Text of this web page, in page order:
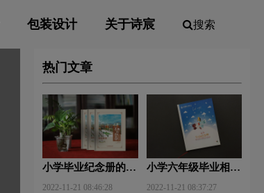
包装设计 关于诗宸 搜索
热门文章
小学毕业纪念册的卷
2022-11-21 08:46:28
小学六年级毕业相册
2022-11-21 08:37:27